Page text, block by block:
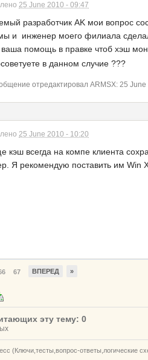
25 June 2010 - 09:47
разработчик AK мои вопрос
и инженер моего филиала сделал
помощь в правке чтоб хэш
в данном случие ???
отредактировал ARMSX: 25 June
25 June 2010 - 10:20
кэш всегда на компе клиента
Я рекомендую поставить им Win
67 ВПЕРЕД »
эту тему: 0
(Ключи,тесты,вопрос-ответы,логические